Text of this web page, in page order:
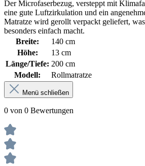
Der Microfaserbezug, versteppt mit
eine gute Luftzirkulation und ein
Matratze wird gerollt verpackt geliefert,
besonders einfach macht.
Breite:
140 cm
Höhe:
13 cm
Länge/Tiefe: 200 cm
Modell:
Rollmatratze
Menü schließen
0 von 0 Bewertungen